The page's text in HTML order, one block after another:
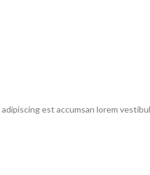
est accumsan lorem